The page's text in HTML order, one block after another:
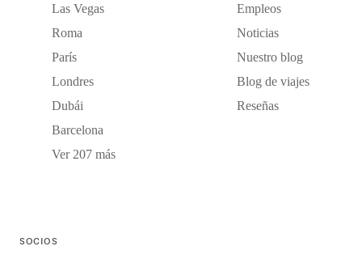
Las Vegas
Roma
París
Londres
Dubái
Barcelona
Ver 207 más
Empleos
Noticias
Nuestro blog
Blog de viajes
Reseñas
SOCIOS